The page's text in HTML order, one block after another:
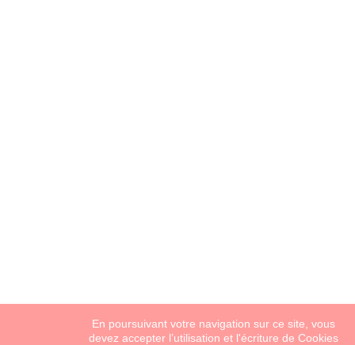
En poursuivant votre navigation sur ce site, vous
devez accepter l’utilisation et l'écriture de Cookies